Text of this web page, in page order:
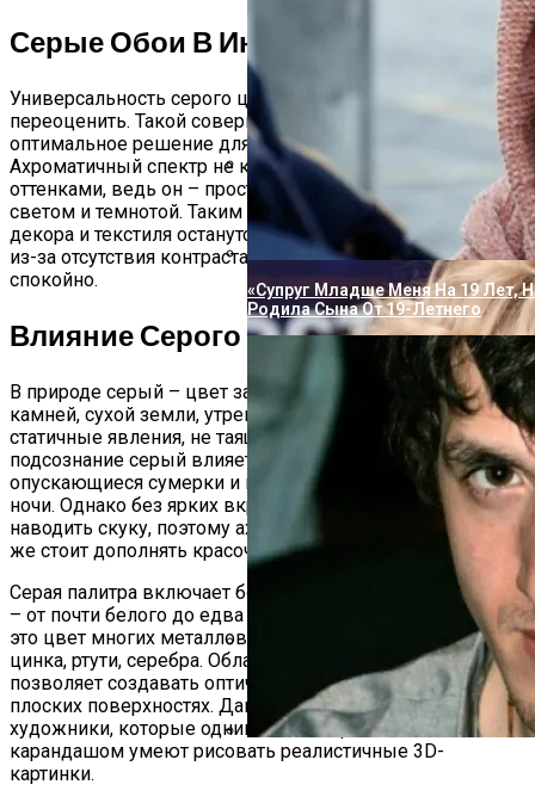
Пугачева И Галкин Решили
Повзрослевшими Детьми
«Поседела Я Настолько, Что
Призналась, Почему Не Следит
«Супруг Младше Меня На 19 Лет,
Родила Сына От 19-Летнего
«Даже На Секунду Не Пожалел,
Серые Обои В Интерьере (80 Фото)
Универсальность серого цвета невозможно
переоценить. Такой совершенно нейтральный фон –
оптимальное решение для любого интерьера.
Ахроматичный спектр не конкурирует с другими
оттенками, ведь он – просто тень, нечто среднее между
светом и темнотой. Таким образом, краски мебели,
декора и текстиля останутся столь же насыщенными, но
из-за отсутствия контраста будут восприниматься более
спокойно.
Влияние Серого Цвета
В природе серый – цвет затянутого облаками неба,
камней, сухой земли, утреннего тумана. Все это
статичные явления, не таящие в себе никаких угроз. На
подсознание серый влияет успокаивающе, напоминая
опускающиеся сумерки и предсказывая приближения
ночи. Однако без ярких вкраплений он может угнетать и
наводить скуку, поэтому ахроматический интерьер все
же стоит дополнять красочными деталями.
Серая палитра включает большое количество оттенков
– от почти белого до едва припыленного черного. Также
это цвет многих металлов: железа, никеля, кобальта,
цинка, ртути, серебра. Обладая качеством тени, серый
позволяет создавать оптические иллюзии объема на
плоских поверхностях. Данный прием хорошо знают
художники, которые одним только простым
карандашом умеют рисовать реалистичные 3D-
картинки.